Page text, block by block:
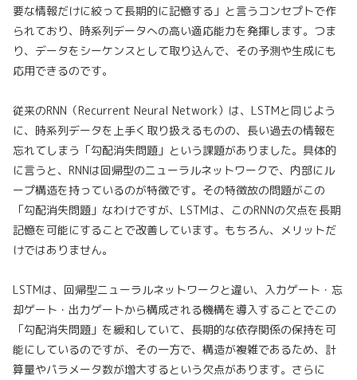
要な情報だけに絞って長期的に記憶する」と言うコンセプトで作
られており、時系列データへの高い適応能力を発揮します。つま
り、データをシーケンスとして取り込んで、その予測や生成にも
応用できるのです。
従来のRNN（Recurrent Neural Network）は、LSTMと同じよう
に、時系列データを上手く取り扱えるものの、長い過去の情報を
忘れてしまう「勾配消失問題」という課題がありました。具体的
に言うと、RNNは回帰型のニューラルネットワークで、内部にル
ープ構造を持っているのが特徴です。その特徴故の問題がこの
「勾配消失問題」なわけですが、LSTMは、このRNNの欠点を長期
記憶を可能にすることで改善しています。もちろん、メリットだ
けではありません。
LSTMは、回帰型ニューラルネットワークと違い、入力ゲート・忘
却ゲート・出力ゲートから構成される機構を導入することでこの
「勾配消失問題」を緩和していて、長期的な依存関係の保持を可
能にしているのですが、その一方で、構造が複雑であるため、計
算量やパラメータ数が増大するという欠点があります。さらに